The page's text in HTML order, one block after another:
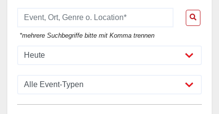
*mehrere Suchbegriffe bitte mit Komma trennen